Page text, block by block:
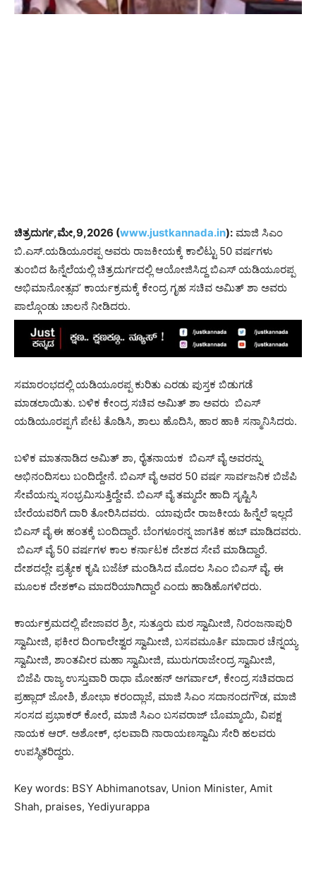
ಚಿತ್ರದುರ್ಗ,ಮೇ,9,2026 (www.justkannada.in): ಮಾಜಿ ಸಿಎಂ
ಬಿ.ಎಸ್.ಯಡಿಯೂರಪ್ಪ ಅವರು ರಾಜಕೀಯಕ್ಕೆ ಕಾಲಿಟ್ಟು 50 ವರ್ಷಗಳು
ತುಂಬಿದ ಹಿನ್ನೆಲೆಯಲ್ಲಿ ಚಿತ್ರದುರ್ಗದಲ್ಲಿ ಆಯೋಜಿಸಿದ್ದ ಬಿಎಸ್ ಯಡಿಯೂರಪ್ಪ
ಅಭಿಮಾನೋತ್ಸವ’ ಕಾರ್ಯಕ್ರಮಕ್ಕೆ ಕೇಂದ್ರ ಗೃಹ ಸಚಿವ ಅಮಿತ್‌ ಶಾ ಅವರು
ಪಾಲ್ಗೊಂಡು ಚಾಲನೆ ನೀಡಿದರು.
ಸಮಾರಂಭದಲ್ಲಿ ಯಡಿಯೂರಪ್ಪ ಕುರಿತು ಎರಡು ಪುಸ್ತಕ ಬಿಡುಗಡೆ
ಮಾಡಲಾಯಿತು. ಬಳಿಕ ಕೇಂದ್ರ ಸಚಿವ ಅಮಿತ್‌ ಶಾ ಅವರು ಬಿಎಸ್‌
ಯಡಿಯೂರಪ್ಪಗೆ ಪೇಟ ತೊಡಿಸಿ, ಶಾಲು ಹೊದಿಸಿ, ಹಾರ ಹಾಕಿ ಸನ್ಮಾನಿಸಿದರು.
ಬಳಿಕ ಮಾತನಾಡಿದ ಅಮಿತ್ ಶಾ, ರೈತನಾಯಕ ಬಿಎಸ್ ವೈ ಅವರನ್ನು
ಅಭಿನಂದಿಸಲು ಬಂದಿದ್ದೇನೆ. ಬಿಎಸ್ ವೈ ಅವರ 50 ವರ್ಷ ಸಾರ್ವಜನಿಕ ಬಿಜೆಪಿ
ಸೇವೆಯನ್ನು ಸಂಭ್ರಮಿಸುತ್ತಿದ್ದೇವೆ. ಬಿಎಸ್ ವೈ ತಮ್ಮದೇ ಹಾದಿ ಸೃಷ್ಟಿಸಿ
ಬೇರೆಯವರಿಗೆ ದಾರಿ ತೋರಿಸಿದವರು. ಯಾವುದೇ ರಾಜಕೀಯ ಹಿನ್ನೆಲೆ ಇಲ್ಲದೆ
ಬಿಎಸ್ ವೈ ಈ ಹಂತಕ್ಕೆ ಬಂದಿದ್ದಾರೆ. ಬೆಂಗಳೂರನ್ನ ಜಾಗತಿಕ ಹಬ್ ಮಾಡಿದವರು.
ಬಿಎಸ್ ವೈ 50 ವರ್ಷಗಳ ಕಾಲ ಕರ್ನಾಟಕ ದೇಶದ ಸೇವೆ ಮಾಡಿದ್ದಾರೆ.
ದೇಶದಲ್ಲೇ ಪ್ರತ್ಯೇಕ ಕೃಷಿ ಬಜೆಟ್ ಮಂಡಿಸಿದ ಮೊದಲ ಸಿಎಂ ಬಿಎಸ್ ವೈ. ಈ
ಮೂಲಕ ದೇಶಕ್ಎ ಮಾದರಿಯಾಗಿದ್ದಾರೆ ಎಂದು ಹಾಡಿಹೊಗಳಿದರು.
ಕಾರ್ಯಕ್ರಮದಲ್ಲಿ ಪೇಜಾವರ ಶ್ರೀ, ಸುತ್ತೂರು ಮಠ ಸ್ವಾಮೀಜಿ, ನಿರಂಜನಾಪುರಿ
ಸ್ವಾಮೀಜಿ, ಫಕೀರ ದಿಂಗಾಲೇಶ್ವರ ಸ್ವಾಮೀಜಿ, ಬಸವಮೂರ್ತಿ ಮಾದಾರ ಚೆನ್ನಯ್ಯ
ಸ್ವಾಮೀಜಿ, ಶಾಂತವೀರ ಮಹಾ ಸ್ವಾಮೀಜಿ, ಮುರುಗರಾಜೇಂದ್ರ ಸ್ವಾಮೀಜಿ,
ಬಿಜೆಪಿ ರಾಜ್ಯ ಉಸ್ತುವಾರಿ ರಾಧಾ ಮೋಹನ್ ಅಗರ್ವಾಲ್, ಕೇಂದ್ರ ಸಚಿವರಾದ
ಪ್ರಹ್ಲಾದ್ ಜೋಶಿ, ಶೋಭಾ ಕರಂದ್ಲಾಜೆ, ಮಾಜಿ ಸಿಎಂ ಸದಾನಂದಗೌಡ, ಮಾಜಿ
ಸಂಸದ ಪ್ರಭಾಕರ್ ಕೋರೆ, ಮಾಜಿ ಸಿಎಂ ಬಸವರಾಜ್ ಬೊಮ್ಮಾಯಿ, ವಿಪಕ್ಷ
ನಾಯಕ ಆರ್. ಅಶೋಕ್, ಛಲವಾದಿ ನಾರಾಯಣಸ್ವಾಮಿ ಸೇರಿ ಹಲವರು
ಉಪಸ್ಥಿತರಿದ್ದರು.
Key words: BSY Abhimanotsav, Union Minister, Amit
Shah, praises, Yediyurappa